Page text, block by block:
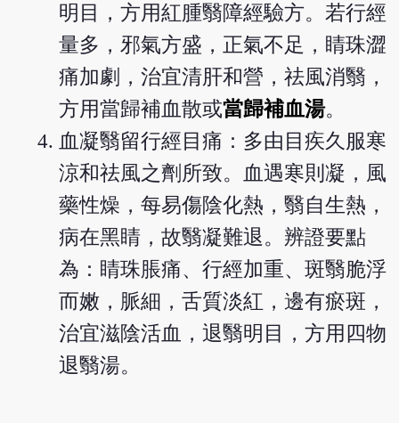
明目，方用紅腫翳障經驗方。若行經
量多，邪氣方盛，正氣不足，睛珠澀
痛加劇，治宜清肝和營，祛風消翳，
方用當歸補血散或當歸補血湯。
血凝翳留行經目痛：多由目疾久服寒
涼和祛風之劑所致。血遇寒則凝，風
藥性燥，每易傷陰化熱，翳自生熱，
病在黑睛，故翳凝難退。辨證要點
為：睛珠脹痛、行經加重、斑翳脆浮
而嫩，脈細，舌質淡紅，邊有瘀斑，
治宜滋陰活血，退翳明目，方用四物
退翳湯。